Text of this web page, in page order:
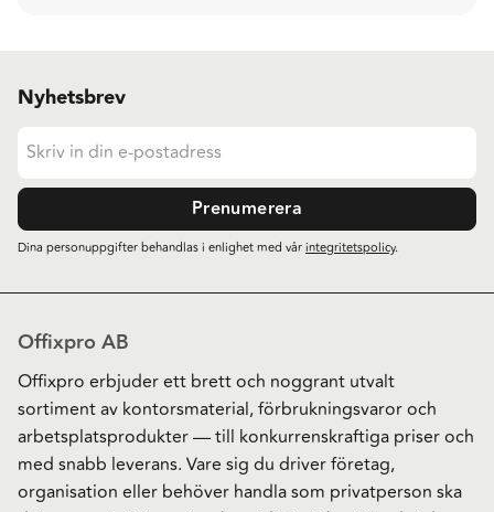
Nyhetsbrev
Prenumerera
Dina personuppgifter behandlas i enlighet med vårintegritetspolicy.
Offixpro AB
Offixpro erbjuder ett brett och noggrant utvalt
sortiment av kontorsmaterial, förbrukningsvaror och
arbetsplatsprodukter — till konkurrenskraftiga priser och
med snabb leverans. Vare sig du driver företag,
organisation eller behöver handla som privatperson ska